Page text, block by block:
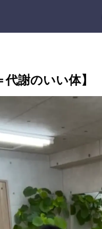
代謝のいい体】